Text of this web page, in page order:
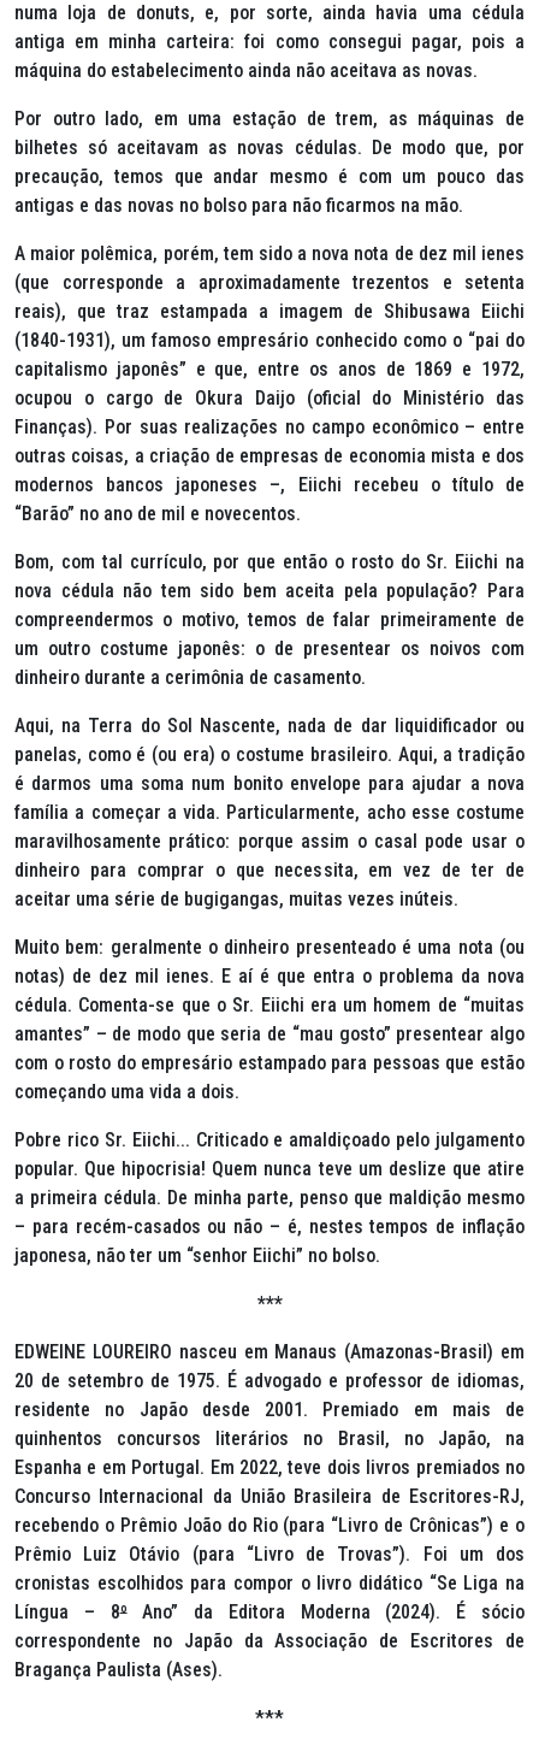
numa loja de donuts, e, por sorte, ainda havia uma cédula
antiga em minha carteira: foi como consegui pagar, pois a
máquina do estabelecimento ainda não aceitava as novas.
Por outro lado, em uma estação de trem, as máquinas de
bilhetes só aceitavam as novas cédulas. De modo que, por
precaução, temos que andar mesmo é com um pouco das
antigas e das novas no bolso para não ficarmos na mão.
A maior polêmica, porém, tem sido a nova nota de dez mil ienes
(que corresponde a aproximadamente trezentos e setenta
reais), que traz estampada a imagem de Shibusawa Eiichi
(1840-1931), um famoso empresário conhecido como o “pai do
capitalismo japonês” e que, entre os anos de 1869 e 1972,
ocupou o cargo de Okura Daijo(oficial do Ministério das
Finanças). Por suas realizações no campo econômico – entre
outras coisas, a criação de empresas de economia mista e dos
modernos bancos japoneses –, Eiichi recebeu o título de
“Barão” no ano de mil e novecentos.
Bom, com tal currículo, por que então o rosto do Sr. Eiichi na
nova cédula não tem sido bem aceita pela população? Para
compreendermos o motivo, temos de falar primeiramente de
um outro costume japonês: o de presentear os noivos com
dinheiro durante a cerimônia de casamento.
Aqui, na Terra do Sol Nascente, nada de dar liquidificador ou
panelas, como é (ou era) o costume brasileiro. Aqui, a tradição
é darmos uma soma num bonito envelope para ajudar a nova
família a começar a vida. Particularmente, acho esse costume
maravilhosamente prático: porque assim o casal pode usar o
dinheiro para comprar o que necessita, em vez de ter de
aceitar uma série de bugigangas, muitas vezes inúteis.
Muito bem: geralmente o dinheiro presenteado é uma nota (ou
notas) de dez mil ienes. E aí é que entra o problema da nova
cédula. Comenta-se que o Sr. Eiichi era um homem de “muitas
amantes” – de modo que seria de “mau gosto” presentear algo
com o rosto do empresário estampado para pessoas que estão
começando uma vida a dois.
Pobre rico Sr. Eiichi... Criticado e amaldiçoado pelo julgamento
popular. Que hipocrisia! Quem nunca teve um deslize que atire
a primeira cédula. De minha parte, penso que maldição mesmo
– para recém-casados ou não – é, nestes tempos de inflação
japonesa, não ter um “senhor Eiichi” no bolso.
***
EDWEINE LOUREIRO nasceu em Manaus (Amazonas-Brasil) em
20 de setembro de 1975. É advogado e professor de idiomas,
residente no Japão desde 2001. Premiado em mais de
quinhentos concursos literários no Brasil, no Japão, na
Espanha e em Portugal. Em 2022, teve dois livros premiados no
Concurso Internacional da União Brasileira de Escritores-RJ,
recebendo o Prêmio João do Rio (para “Livro de Crônicas”) e o
Prêmio Luiz Otávio (para “Livro de Trovas”). Foi um dos
cronistas escolhidos para compor o livro didático “Se Liga na
Língua – 8ºAno” da Editora Moderna (2024). É sócio
correspondente no Japão da Associação de Escritores de
Bragança Paulista (Ases).
***